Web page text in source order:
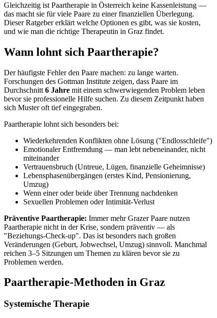
Gleichzeitig ist Paartherapie in Österreich keine Kassenleistung —
das macht sie für viele Paare zu einer finanziellen Überlegung.
Dieser Ratgeber erklärt welche Optionen es gibt, was sie kosten,
und wie man die richtige Therapeutin in Graz findet.
Wann lohnt sich Paartherapie?
Der häufigste Fehler den Paare machen: zu lange warten.
Forschungen des Gottman Institute zeigen, dass Paare im
Durchschnitt 6 Jahre mit einem schwerwiegenden Problem leben
bevor sie professionelle Hilfe suchen. Zu diesem Zeitpunkt haben
sich Muster oft tief eingegraben.
Paartherapie lohnt sich besonders bei:
Wiederkehrenden Konflikten ohne Lösung ("Endlosschleife")
Emotionaler Entfremdung — man lebt nebeneinander, nicht
miteinander
Vertrauensbruch (Untreue, Lügen, finanzielle Geheimnisse)
Lebensphasenübergängen (erstes Kind, Pensionierung,
Umzug)
Wenn einer oder beide über Trennung nachdenken
Sexuellen Problemen oder Intimität-Verlust
Präventive Paartherapie: Immer mehr Grazer Paare nutzen
Paartherapie nicht in der Krise, sondern präventiv — als
"Beziehungs-Check-up". Das ist besonders nach großen
Veränderungen (Geburt, Jobwechsel, Umzug) sinnvoll. Manchmal
reichen 3–5 Sitzungen um Themen zu klären bevor sie zu
Problemen werden.
Paartherapie-Methoden in Graz
Systemische Therapie